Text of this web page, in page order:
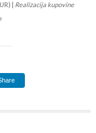
| Realizacija kupovine